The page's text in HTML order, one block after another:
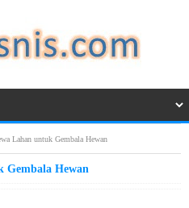
Lahan untuk Gembala Hewan
Gembala Hewan